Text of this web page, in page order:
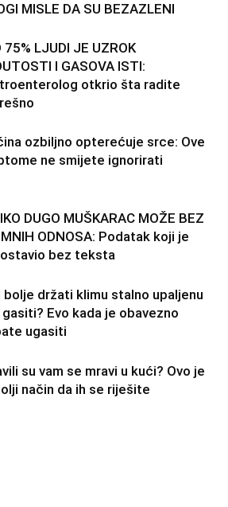
MISLE DA SU BEZAZLENI
75% LJUDI JE UZROK
I GASOVA ISTI:
otkrio šta radite
ozbiljno opterećuje srce: Ove
ne smijete ignorirati
DUGO MUŠKARAC MOŽE BEZ
ODNOSA: Podatak koji je
bez teksta
bolje držati klimu stalno upaljenu
gasiti? Evo kada je obavezno
ugasiti
su vam se mravi u kući? Ovo je
način da ih se riješite